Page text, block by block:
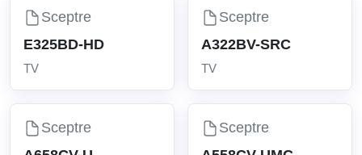
Sceptre
E325BD-HD
TV
Sceptre
A322BV-SRC
TV
Sceptre
Sceptre